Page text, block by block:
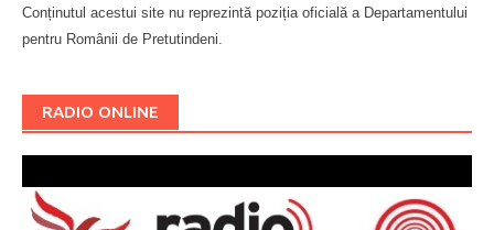
Conținutul acestui site nu reprezintă poziția oficială a Departamentului
pentru Românii de Pretutindeni.
RADIO ONLINE